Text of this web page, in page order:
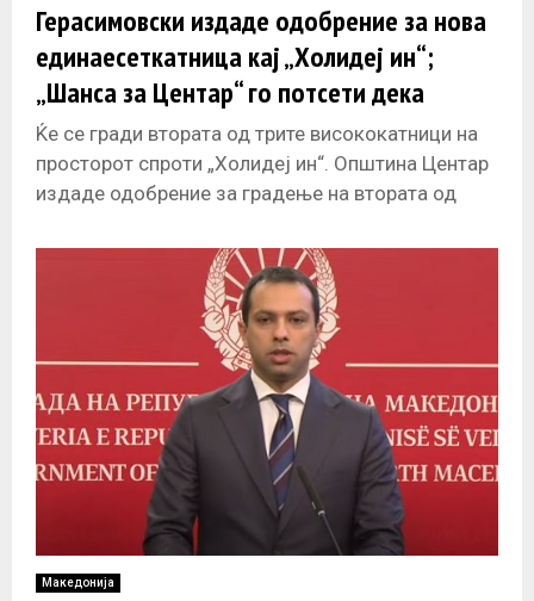
Герасимовски издаде одобрение за нова
единаесеткатница кај „Холидеј ин“;
„Шанса за Центар“ го потсети дека
планот е незаконски
Ќе се гради втората од трите висококатници на
просторот спроти „Холидеј ин“. Општина Центар
издаде одобрение за градење на втората од
Македонија